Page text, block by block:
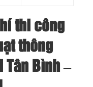
thi công
thông
Tân Bình –